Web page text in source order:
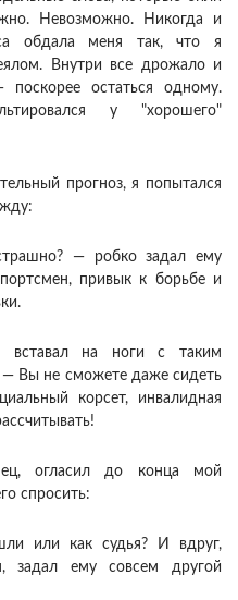
Невозможно. Никогда и
обдала меня так, что я
Внутри все дрожало и
остаться одному.
у "хорошего"
прогноз, я попытался
— робко задал ему
привык к борьбе и
на ноги с таким
— Вы не сможете даже сидеть
корсет, инвалидная
огласил до конца мой
спросить:
или как судья? И вдруг,
задал ему совсем другой